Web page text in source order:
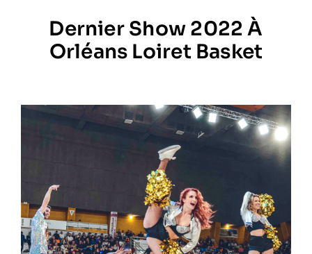
Prestations
Galerie
Formation
Contact
Dernier Show 2022 À
Orléans Loiret Basket